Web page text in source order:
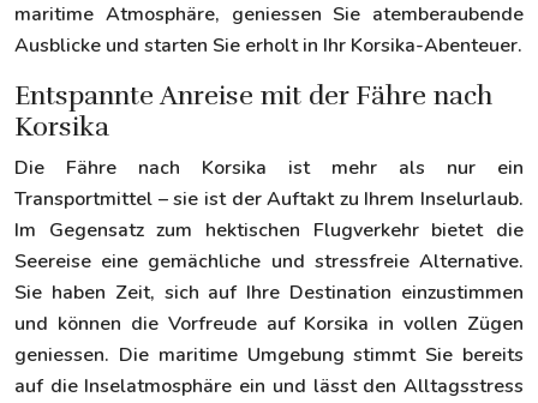
maritime Atmosphäre, geniessen Sie atemberaubende
Ausblicke und starten Sie erholt in Ihr Korsika-Abenteuer.
Entspannte Anreise mit der Fähre nach
Korsika
Die Fähre nach Korsika ist mehr als nur ein
Transportmittel – sie ist der Auftakt zu Ihrem Inselurlaub.
Im Gegensatz zum hektischen Flugverkehr bietet die
Seereise eine gemächliche und stressfreie Alternative.
Sie haben Zeit, sich auf Ihre Destination einzustimmen
und können die Vorfreude auf Korsika in vollen Zügen
geniessen. Die maritime Umgebung stimmt Sie bereits
auf die Inselatmosphäre ein und lässt den Alltagsstress